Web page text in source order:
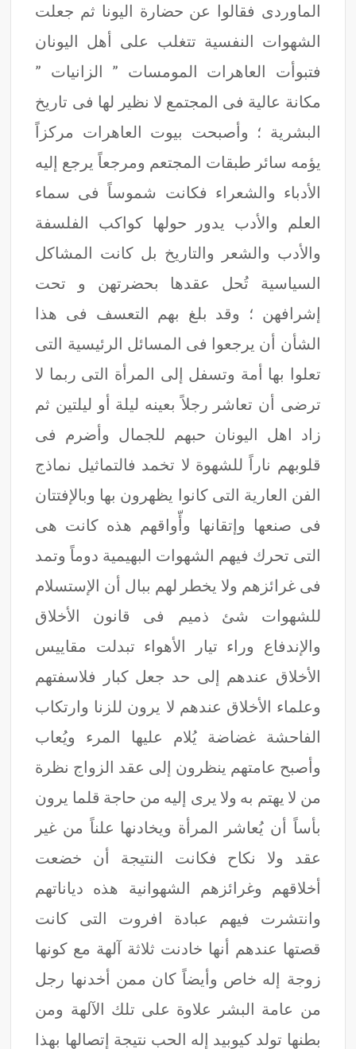
الماوردى فقالوا عن حضارة اليونا ثم جعلت
الشهوات النفسية تتغلب على أهل اليونان
فتبوأت العاهرات المومسات ” الزانيات ”
مكانة عالية فى المجتمع لا نظير لها فى تاريخ
البشرية ؛ وأصبحت بيوت العاهرات مركزاً
يؤمه سائر طبقات المجتعم ومرجعاً يرجع إليه
الأدباء والشعراء فكانت شموساً فى سماء
العلم والأدب يدور حولها كواكب الفلسفة
والأدب والشعر والتاريخ بل كانت المشاكل
السياسية تُحل عقدها بحضرتهن و تحت
إشرافهن ؛ وقد بلغ بهم التعسف فى هذا
الشأن أن يرجعوا فى المسائل الرئيسية التى
تعلوا بها أمة وتسفل إلى المرأة التى ربما لا
ترضى أن تعاشر رجلاً بعينه ليلة أو ليلتين ثم
زاد اهل اليونان حبهم للجمال وأضرم فى
قلوبهم ناراً للشهوة لا تخمد فالتماثيل نماذج
الفن العارية التى كانوا يظهرون بها وبالإفتتان
فى صنعها وإتقانها وأّواقهم هذه كانت هى
التى تحرك فيهم الشهوات البهيمية دوماً وتمد
فى غرائزهم ولا يخطر لهم ببال أن الإستسلام
للشهوات شئ ذميم فى قانون الأخلاق
والإندفاع وراء تيار الأهواء تبدلت مقاييس
الأخلاق عندهم إلى حد جعل كبار فلاسفتهم
وعلماء الأخلاق عندهم لا يرون للزنا وارتكاب
الفاحشة غضاضة يُلام عليها المرء ويُعاب
وأصبح عامتهم ينظرون إلى عقد الزواج نظرة
من لا يهتم به ولا يرى إليه من حاجة قلما يرون
بأساً أن يُعاشر المرأة ويخادنها علناً من غير
عقد ولا نكاح فكانت النتيجة أن خضعت
أخلاقهم وغرائزهم الشهوانية هذه دياناتهم
وانتشرت فيهم عبادة افروت التى كانت
قصتها عندهم أنها خادنت ثلاثة آلهة مع كونها
زوجة إله خاص وأيضاً كان ممن أخدنها رجل
من عامة البشر علاوة على تلك الآلهة ومن
بطنها تولد كيوبيد إله الحب نتيجة إتصالها بهذا